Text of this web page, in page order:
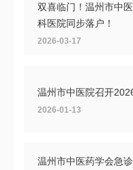
双喜临门！温州市中
科医院同步落户！
2026-03-17
温州市中医院召开
2026-01-13
温州市中医药学会急